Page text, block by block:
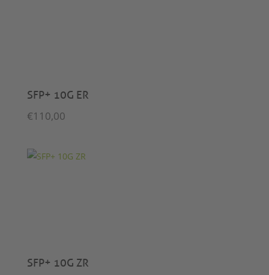
SFP+ 10G ER
€110,00
SFP+ 10G ZR